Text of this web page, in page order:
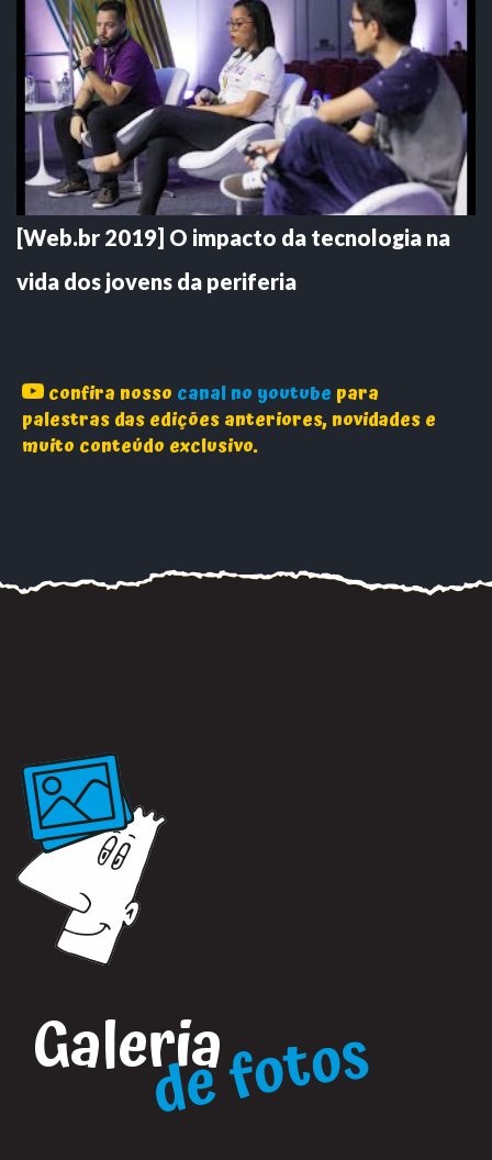
[Web.br 2019] O impacto da tecnologia na
vida dos jovens da periferia
confira nosso canal no youtube para
palestras das edições anteriores, novidades e
muito conteúdo exclusivo.
Galeriade fotos